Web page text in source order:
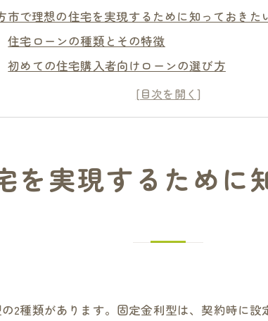
市で理想の住宅を実現するために知っておきた
住宅ローンの種類とその特徴
初めての住宅購入者向けローンの選び方
返済計画を立てる際の重要ポイント
金利の種類とその影響を理解する
保証人や担保の必要性について
性能を最大限に活かす！枚方市での賢い住宅ロ
長期的な視点で選ぶフレキシブルローンプラン
専門家に相談するメリット
を実現するために
2種類があります。固定金利型は、契約時に